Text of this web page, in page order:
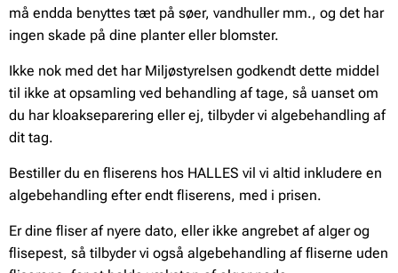
må endda benyttes tæt på søer, vandhuller mm., og det har
ingen skade på dine planter eller blomster.
Ikke nok med det har Miljøstyrelsen godkendt dette middel
til ikke at opsamling ved behandling af tage, så uanset om
du har kloakseparering eller ej, tilbyder vi algebehandling af
dit tag.
Bestiller du en fliserens hos HALLES vil vi altid inkludere en
algebehandling efter endt fliserens, med i prisen.
Er dine fliser af nyere dato, eller ikke angrebet af alger og
flisepest, så tilbyder vi også algebehandling af fliserne uden